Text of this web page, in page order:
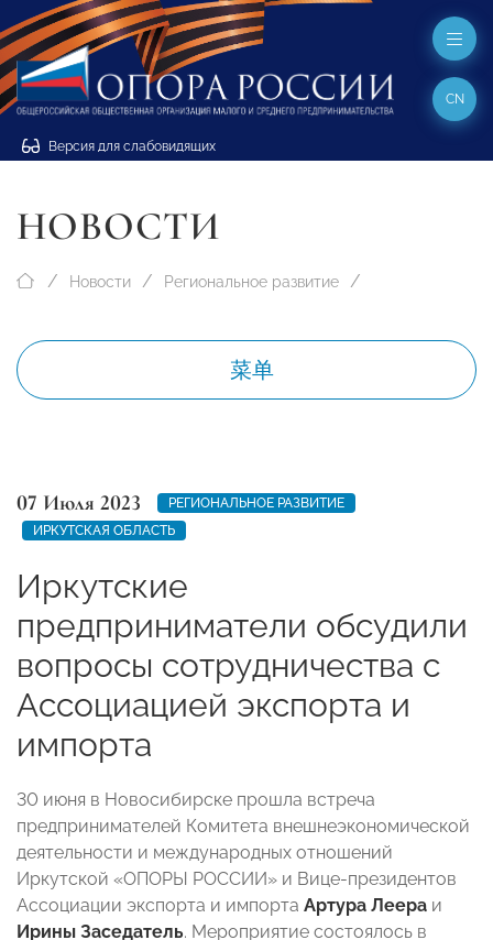
Версия для слабовидящих
CN
НОВОСТИ
Новости Региональное развитие
菜单
07 Июля 2023
РЕГИОНАЛЬНОЕ РАЗВИТИЕ
ИРКУТСКАЯ ОБЛАСТЬ
Иркутские
предприниматели обсудили
вопросы сотрудничества с
Ассоциацией экспорта и
импорта
30 июня в Новосибирске прошла встреча
предпринимателей Комитета внешнеэкономической
деятельности и международных отношений
Иркутской «ОПОРЫ РОССИИ» и Вице-президентов
Ассоциации экспорта и импорта Артура Леера и
Ирины Заседатель. Мероприятие состоялось в